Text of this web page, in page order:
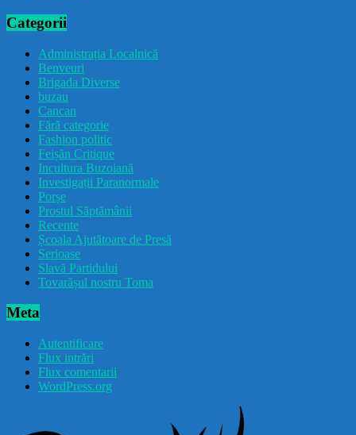
Categorii
Administrația Localnică
Benveuri
Brigada Diverse
buzau
Cancan
Fără categorie
Fashion politic
Feișăn Critique
Incultura Buzoiană
Investigații Paranormale
Porșe
Prostul Săptămânii
Recente
Școala Ajutătoare de Presă
Serioase
Slavă Partidului
Tovarășul nostru Toma
Meta
Autentificare
Flux intrări
Flux comentarii
WordPress.org